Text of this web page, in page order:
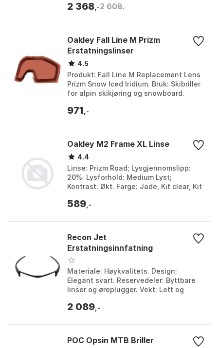
F...
2 368 ,-2 608 ,-
Oakley Fall Line M Prizm
Erstatningslinser
4.5
Produkt: Fall Line M Replacement Lens
Prizm Snow Iced Iridium. Bruk: Skibriller
for alpin skikjøring og snowboard.
forbe...
971 ,-
Oakley M2 Frame XL Linse
4.4
Linse: Prizm Road; Lysgjennomslipp:
20%; Lysforhold: Medium Lyst;
Kontrast: Økt. Farge: Jade, Kit clear, Kit
black po...
589 ,-
Recon Jet
Erstatningsinnfatning
Materiale: Høykvalitets. Design:
Elegant svart. Reservedeler: Byttbare
linser og øreplugger. Vekt: Lett og
Størrelse: One Size....
2 089 ,-
POC Opsin MTB Briller